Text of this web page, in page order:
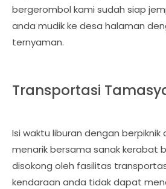
bergerombol kami sudah siap
anda mudik ke desa halaman
ternyaman.
Transportasi
Isi waktu liburan dengan
menarik bersama sanak kerabat
disokong oleh fasilitas
kendaraan anda tidak dapat